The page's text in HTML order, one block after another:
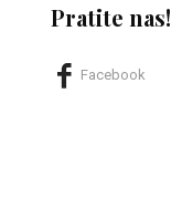
Pratite nas!
Facebook